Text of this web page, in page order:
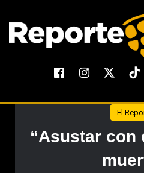
El
“Asustar con